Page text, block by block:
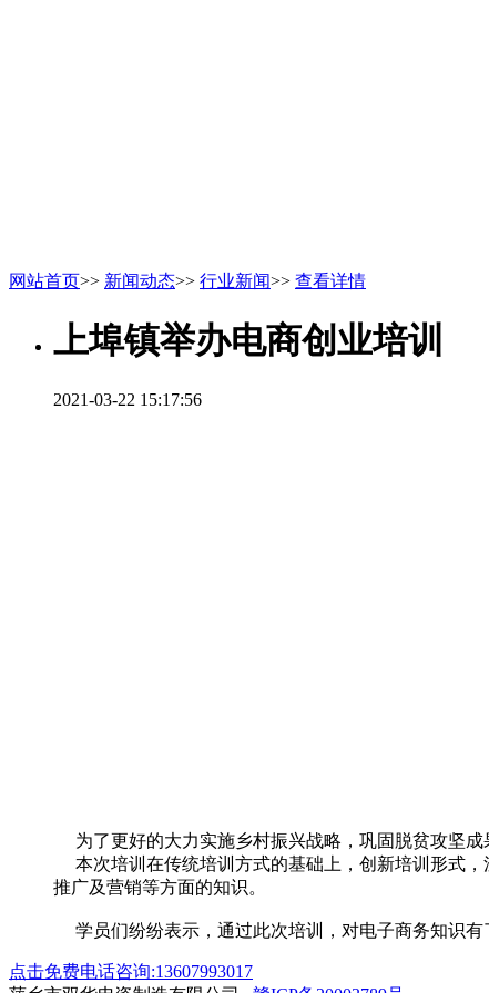
网站首页>> 新闻动态>> 行业新闻>> 查看详情
上埠镇举办电商创业培训
2021-03-22 15:17:56
为了更好的大力实施乡村振兴战略，巩固脱贫攻坚成
本次培训在传统培训方式的基础上，创新培训形式，
推广及营销等方面的知识。
学员们纷纷表示，通过此次培训，对电子商务知识有
点击免费电话咨询:13607993017